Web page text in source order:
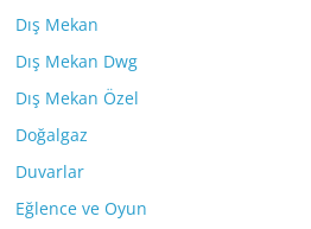
Dış Mekan
Dış Mekan Dwg
Dış Mekan Özel
Doğalgaz
Duvarlar
Eğlence ve Oyun